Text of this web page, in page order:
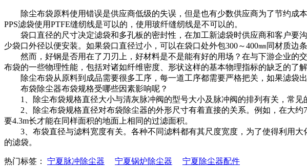
除尘布袋原料使用错误是供应商低级的失误，但是也有少数供应商为了节约成
PPS滤袋使用PTFE缝纫线是可以的，使用玻纤缝纫线是不可以的。
袋口直径的尺寸决定滤袋和多孔板的密封性，在加工新滤袋时供应商和客户要
少袋口外径以便安装。如果袋口直径过小，可以在袋口处外包300～400㎜同材质边
然而，好钢是否用在了刀刃上，好材料是不是能有好的用场？在与下游企业的
布袋的一些物理性能，包括对诸如纤维密度、形状这样的基本物理指标的缺乏的了
除尘布袋从原料到成品需要很多工序，每一道工序都需要严格把关，如果滤袋
布袋除尘器布袋规格受哪些因素影响呢？
1、除尘布袋规格直径大小与清灰脉冲阀的型号大小及脉冲阀的排列有关，常见
2、除尘布袋规格直径对布袋除尘器的外形尺寸有着直接的关系。例如，在大约
要4.3m长才能在同样面积的地面上相同的过滤面积。
3、布袋直径与滤料宽度有关。各种不同滤料都有其尺度宽度，为了使得利用大
的滤袋。
热门标签： 宁夏脉冲除尘器 宁夏锅炉除尘器
宁夏除尘器配件